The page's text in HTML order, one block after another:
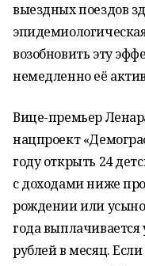
выездных поездов
возобновить эту
немедленно её
Вице-премьер
нацпроект
году открыть 24
с доходами ниже
рождении или
года выплачивается
рублей в месяц.